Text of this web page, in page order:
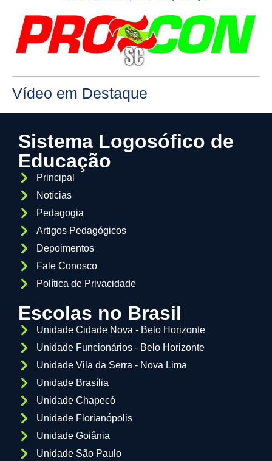
Vídeo em Destaque
Sistema Logosófico de
Educação
Principal
Notícias
Pedagogia
Artigos Pedagógicos
Depoimentos
Fale Conosco
Política de Privacidade
Escolas no Brasil
Unidade Cidade Nova - Belo Horizonte
Unidade Funcionários - Belo Horizonte
Unidade Vila da Serra - Nova Lima
Unidade Brasília
Unidade Chapecó
Unidade Florianópolis
Unidade Goiânia
Unidade São Paulo